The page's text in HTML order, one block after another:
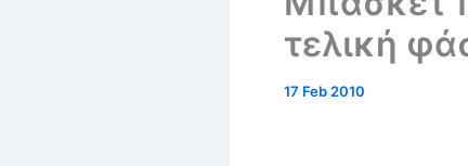
τελική
17 Feb 2010